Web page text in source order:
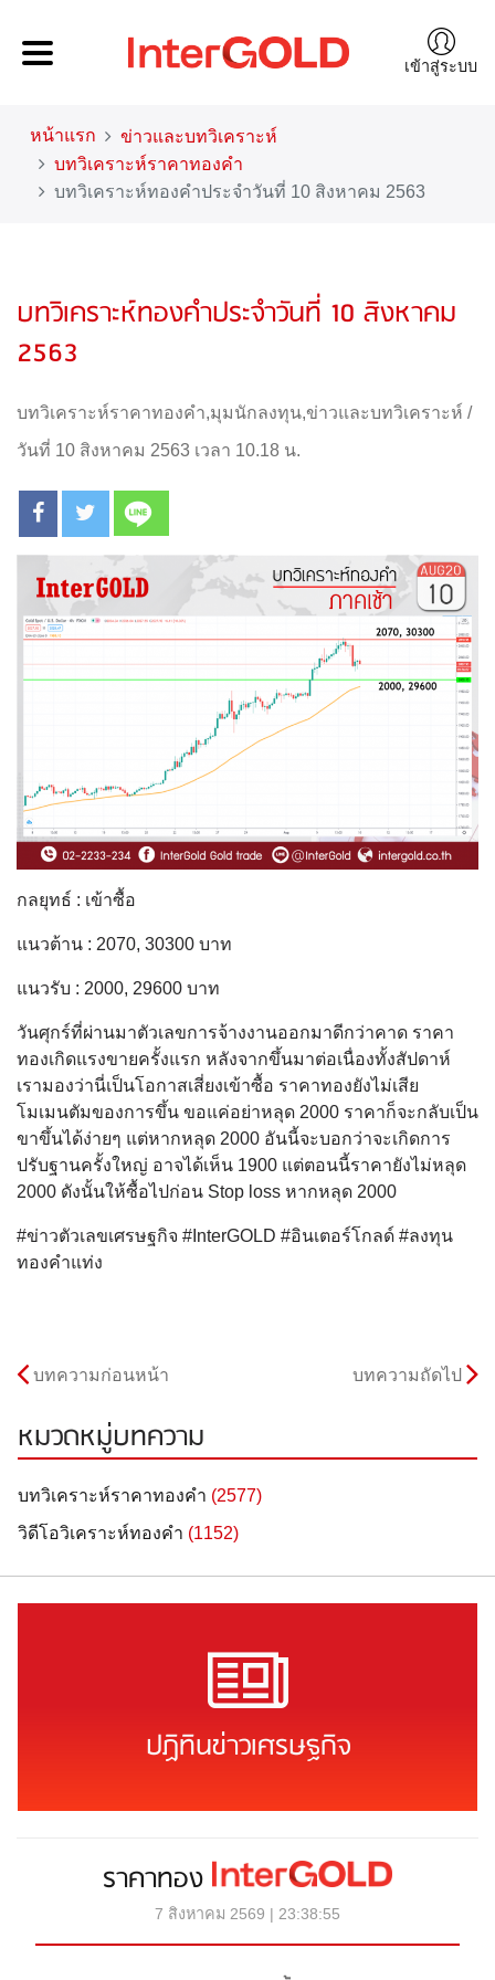
เข้าสู่ระบบ
หน้าแรก
ข่าวและบทวิเคราะห์
บทวิเคราะห์ราคาทองคำ
บทวิเคราะห์ทองคำประจำวันที่ 10 สิงหาคม 2563
บทวิเคราะห์ทองคำประจำวันที่ 10 สิงหาคม
2563
บทวิเคราะห์ราคาทองคำ,มุมนักลงทุน,ข่าวและบทวิเคราะห์ /
วันที่ 10 สิงหาคม 2563 เวลา 10.18 น.
กลยุทธ์ : เข้าซื้อ
แนวต้าน : 2070, 30300 บาท
แนวรับ : 2000, 29600 บาท
วันศุกร์ที่ผ่านมาตัวเลขการจ้างงานออกมาดีกว่าคาด ราคา
ทองเกิดแรงขายครั้งแรก หลังจากขึ้นมาต่อเนื่องทั้งสัปดาห์
เรามองว่านี่เป็นโอกาสเสี่ยงเข้าซื้อ ราคาทองยังไม่เสีย
โมเมนตัมของการขึ้น ขอแค่อย่าหลุด 2000 ราคาก็จะกลับเป็น
ขาขึ้นได้ง่ายๆ แต่หากหลุด 2000 อันนี้จะบอกว่าจะเกิดการ
ปรับฐานครั้งใหญ่ อาจได้เห็น 1900 แต่ตอนนี้ราคายังไม่หลุด
2000 ดังนั้นให้ซื้อไปก่อน Stop loss หากหลุด 2000
#ข่าวตัวเลขเศรษฐกิจ #InterGOLD #อินเตอร์โกลด์ #ลงทุน
ทองคำแท่ง
บทความก่อนหน้า บทความถัดไป
หมวดหมู่บทความ
บทวิเคราะห์ราคาทองคำ (2577)
วิดีโอวิเคราะห์ทองคำ (1152)
ปฏิทินข่าวเศรษฐกิจ
ราคาทอง
7 สิงหาคม 2569 | 23:38:55